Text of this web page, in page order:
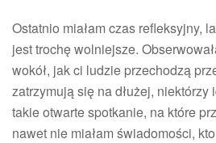
Ostatnio miałam czas refleksyjny,
jest trochę wolniejsze.
wokół, jak ci ludzie przechodzą
zatrzymują się na dłużej, niektórzy
takie otwarte spotkanie, na które
nawet nie miałam świadomości,